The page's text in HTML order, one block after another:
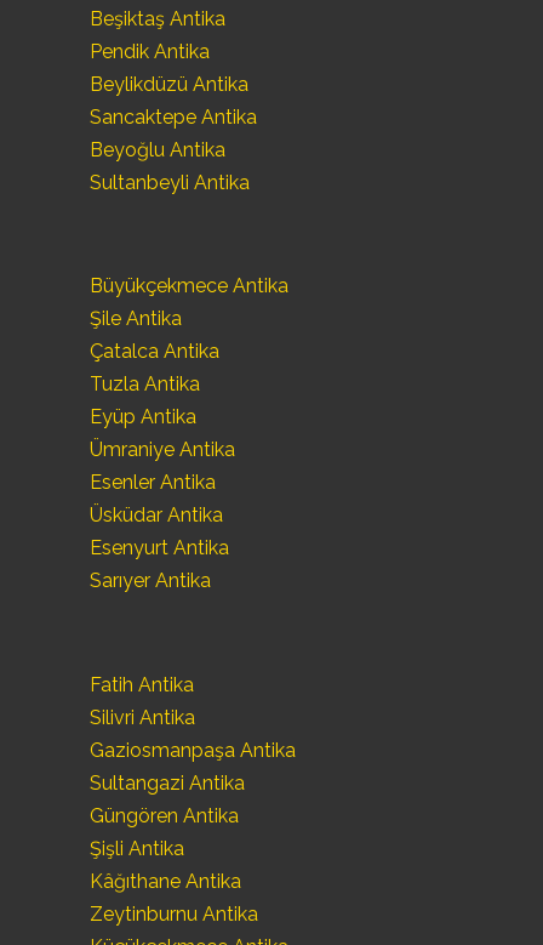
Beşiktaş Antika
Pendik Antika
Beylikdüzü Antika
Sancaktepe Antika
Beyoğlu Antika
Sultanbeyli Antika
Büyükçekmece Antika
Şile Antika
Çatalca Antika
Tuzla Antika
Eyüp Antika
Ümraniye Antika
Esenler Antika
Üsküdar Antika
Esenyurt Antika
Sarıyer Antika
Fatih Antika
Silivri Antika
Gaziosmanpaşa Antika
Sultangazi Antika
Güngören Antika
Şişli Antika
Kâğıthane Antika
Zeytinburnu Antika